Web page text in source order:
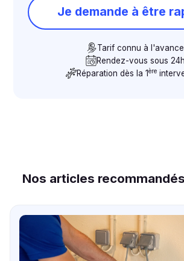
Je demande à être
Tarif connu à l'avance
Rendez-vous sous 24h
Réparation dès la 1ère
Nos articles